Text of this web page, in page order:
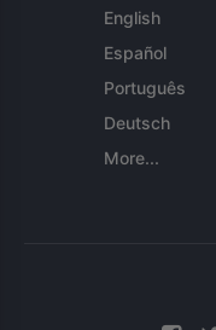
English
Español
Português
Deutsch
More...